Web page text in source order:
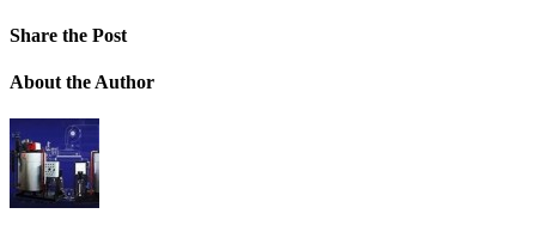
Share the Post
About the Author